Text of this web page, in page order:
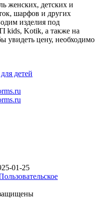
женских, детских и
шарфов и других
изделия под
kids, Kotik, а также на
увидеть цену, необходимо
01-25